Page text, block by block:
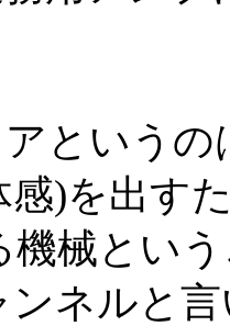
というの
感)を出す
機械とい
ンネルと